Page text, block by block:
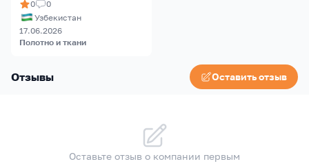
0
0
Узбекистан
17.06.2026
Полотно и ткани
Отзывы Оставить отзыв
Оставьте отзыв о компании первым